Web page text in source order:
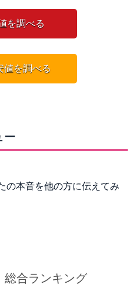
を調べる
値を調べる
ー
の本音を他の方に伝えてみ
合ランキング